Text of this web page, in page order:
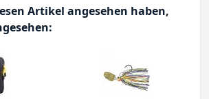
Artikel angesehen haben,